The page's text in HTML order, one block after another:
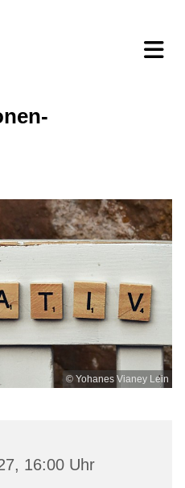
© Yohanes Vianey Lein
16:00 Uhr